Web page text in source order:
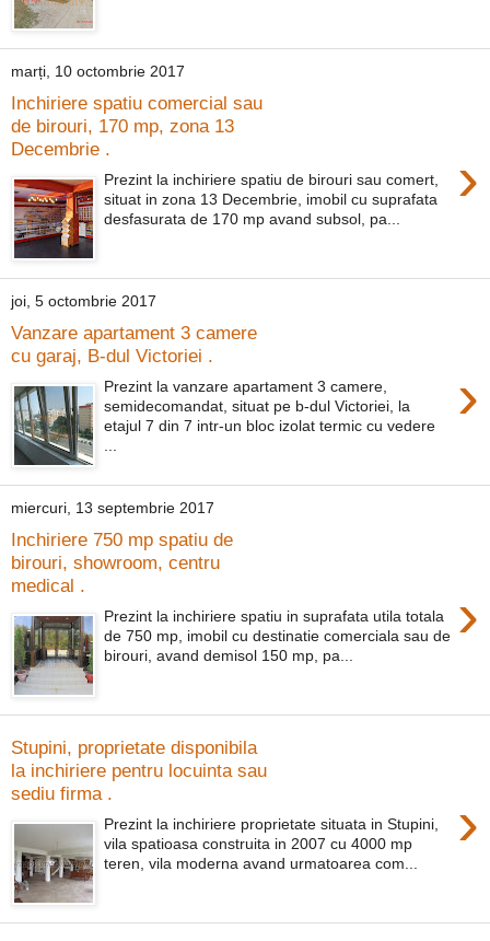
marți, 10 octombrie 2017
Inchiriere spatiu comercial sau
de birouri, 170 mp, zona 13
Decembrie .
›
Prezint la inchiriere spatiu de birouri sau comert,
situat in zona 13 Decembrie, imobil cu suprafata
desfasurata de 170 mp avand subsol, pa...
joi, 5 octombrie 2017
Vanzare apartament 3 camere
cu garaj, B-dul Victoriei .
›
Prezint la vanzare apartament 3 camere,
semidecomandat, situat pe b-dul Victoriei, la
etajul 7 din 7 intr-un bloc izolat termic cu vedere
...
miercuri, 13 septembrie 2017
Inchiriere 750 mp spatiu de
birouri, showroom, centru
medical .
›
Prezint la inchiriere spatiu in suprafata utila totala
de 750 mp, imobil cu destinatie comerciala sau de
birouri, avand demisol 150 mp, pa...
Stupini, proprietate disponibila
la inchiriere pentru locuinta sau
sediu firma .
›
Prezint la inchiriere proprietate situata in Stupini,
vila spatioasa construita in 2007 cu 4000 mp
teren, vila moderna avand urmatoarea com...